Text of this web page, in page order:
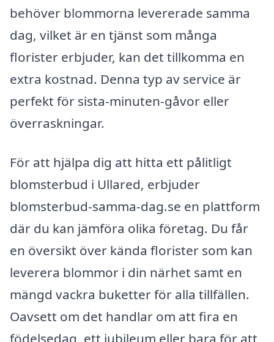
behöver blommorna levererade samma
dag, vilket är en tjänst som många
florister erbjuder, kan det tillkomma en
extra kostnad. Denna typ av service är
perfekt för sista-minuten-gåvor eller
överraskningar.
För att hjälpa dig att hitta ett pålitligt
blomsterbud i Ullared, erbjuder
blomsterbud-samma-dag.se en plattform
där du kan jämföra olika företag. Du får
en översikt över kända florister som kan
leverera blommor i din närhet samt en
mängd vackra buketter för alla tillfällen.
Oavsett om det handlar om att fira en
födelsedag, ett jubileum eller bara för att